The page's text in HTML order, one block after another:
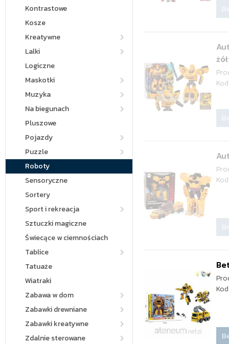
Kontrastowe
Kosze
Kreatywne
Lalki
Logiczne
Maskotki
Muzyka
Na biegunach
Pluszowe
Pojazdy
Puzzle
Roboty
Sensoryczne
Sortery
Sport i rekreacja
Sztuczki magiczne
Świecące w ciemnościach
Tablice
Tatuaże
Wiatraki
Zabawa w dom
Zabawki drewniane
Zabawki kreatywne
Zdalnie sterowane